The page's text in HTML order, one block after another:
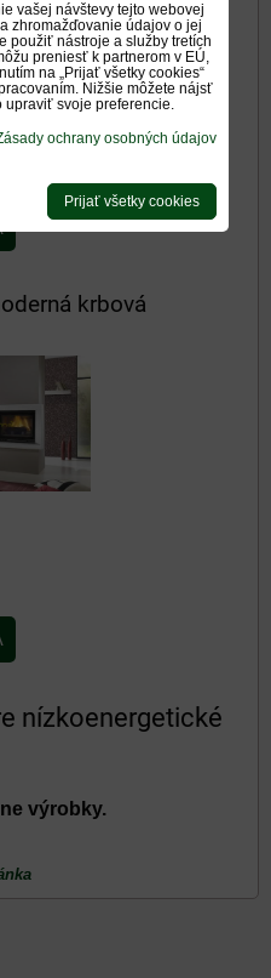
krbová
nízkoenergetické
vašej návštevy tejto webovej
zhromažďovanie údajov o jej
použiť nástroje a služby tretích
preniesť k partnerom v EÚ,
na „Prijať všetky cookies“
Nižšie môžete nájsť
upraviť svoje preferencie.
ochrany osobných údajov
Prijať všetky cookies